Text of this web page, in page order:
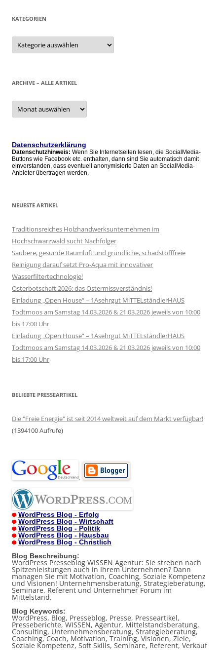
KATEGORIEN
Kategorien
ARCHIVE – ALLE ARTIKEL
Archive
alle
Datenschutzerklärung
Datenschutzhinweis: Wenn Sie Internetseiten lesen, die SocialMedia-
Buttons wie Facebook etc. enthalten, dann sind Sie automatisch damit
einverstanden, dass eventuell anonymisierte Daten an SocialMedia-
Anbieter übertragen werden.
NEUESTE ARTIKEL
Traditionsreiches Holzhandwerksunternehmen im
Hochschwarzwald sucht Nachfolger
Saubere, gesunde Raumluft und gründliche, schadstofffreie
Reinigung darauf setzt Pro-Aqua mit innovativer
Wasserfiltertechnologie!
Osterbotschaft 2026: das Ostermissverständnis!
Einladung „Open House“ – 1Asehrgut MiTTELständlerHAUS
Todtmoos am Samstag 14.03.2026 & 21.03.2026 jeweils von 10:00
bis 17:00 Uhr
Einladung „Open House“ – 1Asehrgut MiTTELständlerHAUS
Todtmoos am Samstag 14.03.2026 & 21.03.2026 jeweils von 10:00
bis 17:00 Uhr
BELIEBTE PRESSEARTIKEL
Die "Freie Energie" ist seit 2014 weltweit auf dem Markt verfügbar!
(1394100 Aufrufe)
.
WordPress Blog - Erfolg
WordPress Blog - Wirtschaft
WordPress Blog - Politik
WordPress Blog - Hausbau
WordPress Blog - Christlich
Blog Beschreibung:
WordPress Presseblog WISSEN Agentur: Sie streben nach
Spitzenleistungen auch in Ihrem Unternehmen? Dann
managen Sie mit Motivation, Coaching, Soziale Kompetenz
und Visionen! Unternehmensberatung, Strategieberatung,
Seminare, Referent und Unternehmer Forum im
Mittelstand.
Blog Keywords:
WordPress, Blog, Presseblog, Presse, Presseartikel,
Presseberichte, WISSEN, Agentur, Mittelstandsberatung,
Consulting, Unternehmensberatung, Strategieberatung,
Coaching, Coach, Motivation, Training, Visionen, Ziele,
Soziale Kompetenz, Soft Skills, Seminare, Referent, Verkauf